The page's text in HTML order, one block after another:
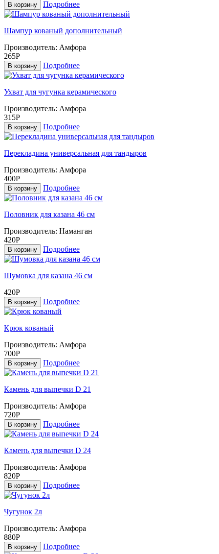
В корзину Подробнее
Шампур кованый дополнительный
Производитель: Амфора
265Р
В корзину Подробнее
Ухват для чугунка керамического
Производитель: Амфора
315Р
В корзину Подробнее
Перекладина универсальная для тандыров
Производитель: Амфора
400Р
В корзину Подробнее
Половник для казана 46 см
Производитель: Наманган
420Р
В корзину Подробнее
Шумовка для казана 46 см
420Р
В корзину Подробнее
Крюк кованый
Производитель: Амфора
700Р
В корзину Подробнее
Камень для выпечки D 21
Производитель: Амфора
720Р
В корзину Подробнее
Камень для выпечки D 24
Производитель: Амфора
820Р
В корзину Подробнее
Чугунок 2л
Производитель: Амфора
880Р
В корзину Подробнее